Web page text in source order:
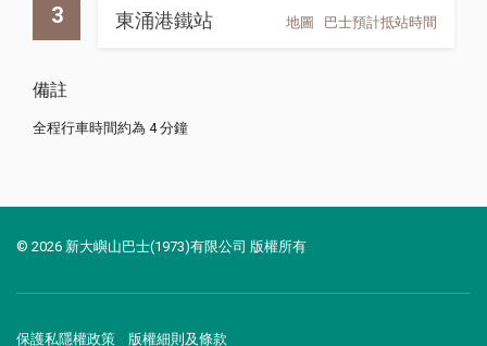
3 地圖 巴士預計抵站時間
東涌港鐵站
備註
全程行車時間約為 4 分鐘
© 2026 新大嶼山巴士(1973)有限公司 版權所有
保護私隱權政策 版權細則及條款